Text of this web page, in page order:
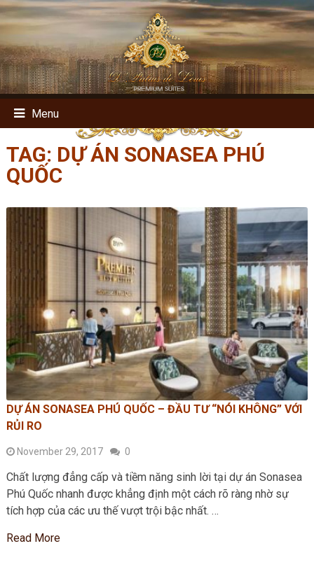
Menu
TAG: DỰ ÁN SONASEA PHÚ
QUỐC
DỰ ÁN SONASEA PHÚ QUỐC – ĐẦU TƯ “NÓI KHÔNG” VỚI
RỦI RO
November 29, 2017 0
Chất lượng đẳng cấp và tiềm năng sinh lời tại dự án Sonasea
Phú Quốc nhanh được khẳng định một cách rõ ràng nhờ sự
tích hợp của các ưu thế vượt trội bậc nhất. …
Read More